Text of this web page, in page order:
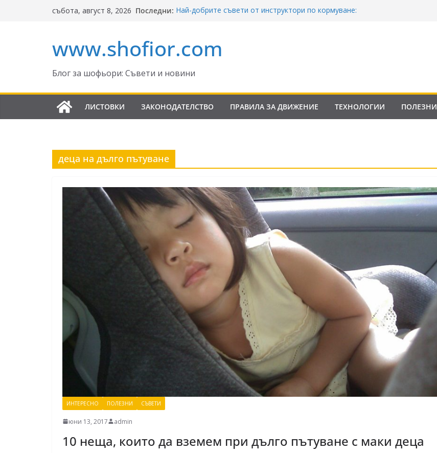
събота, август 8, 2026 Последни: Най-добрите съвети от инструктори по кормуване:
ВНИМАНИЕ: Франция криминализира високата
Отнемане на контролни точки – по колко и кога?
да знаят шофьорите?
www.shofior.com
Блог за шофьори: Съвети и новини
ЛИСТОВКИ ЗАКОНОДАТЕЛСТВО ПРАВИЛА ЗА ДВИЖЕНИЕ ТЕХНОЛОГИИ ПОЛЕЗНИ
деца на дълго пътуване
ИНТЕРЕСНО ПОЛЕЗНИ СЪВЕТИ
юни 13, 2017 admin
10 неща, които да вземем при дълго пътуване с маки деца